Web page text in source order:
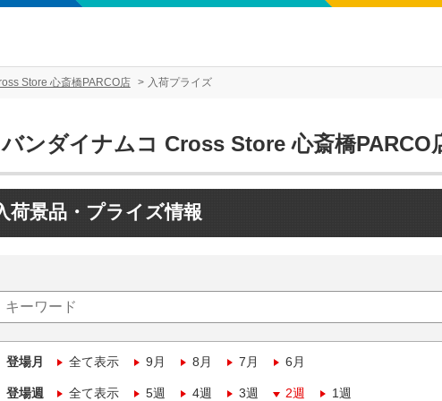
Store 心斎橋PARCO店 入荷プライズ
バンダイナムコ Cross Store 心斎橋PARCO
荷景品・プライズ情報
登場月 全て表示 9月 8月 7月 6月
登場週 全て表示 5週 4週 3週 2週 1週